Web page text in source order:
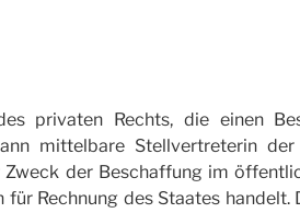
privaten Rechts, die einen
mittelbare Stellvertreterin
Zweck der Beschaffung im
für Rechnung des Staates handelt.